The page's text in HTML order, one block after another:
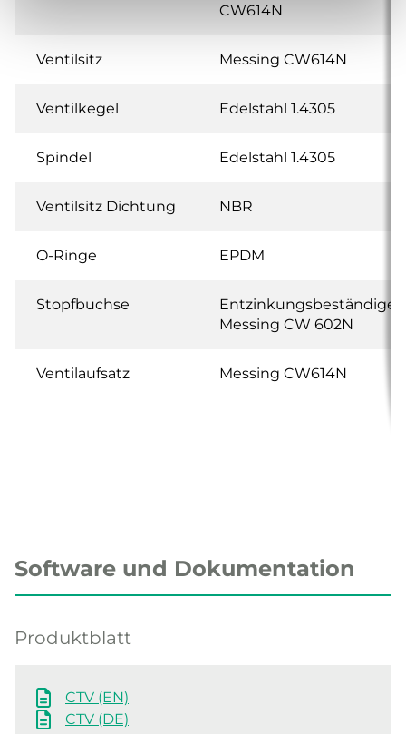
CW614N
Ventilsitz Messing CW614N
Ventilkegel Edelstahl 1.4305
Spindel Edelstahl 1.4305
Ventilsitz Dichtung NBR
O-Ringe EPDM
Stopfbuchse
Entzinkungsbeständiges
Messing CW 602N
Ventilaufsatz Messing CW614N
Software und Dokumentation
Produktblatt
CTV (EN)
CTV (DE)